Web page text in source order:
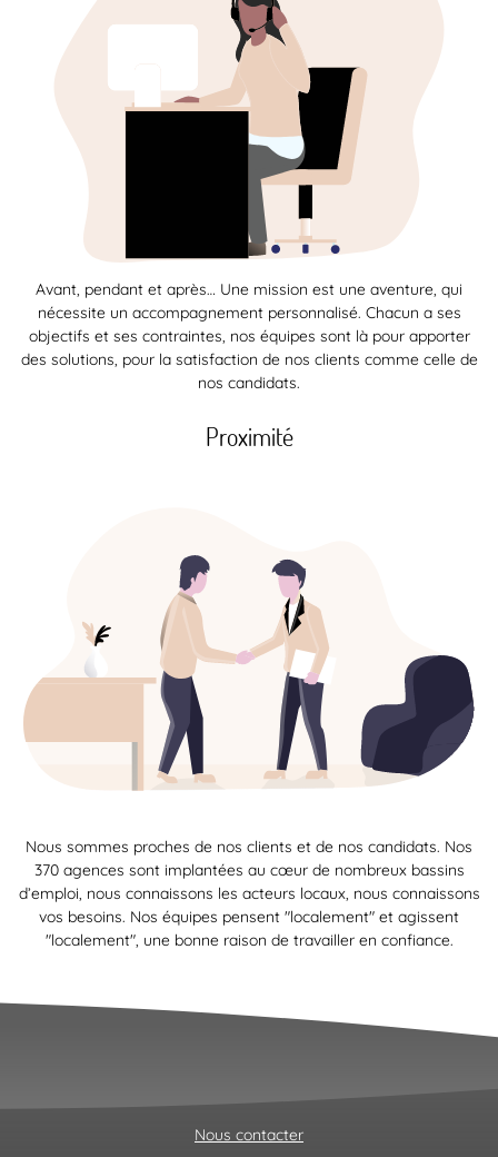
Avant, pendant et après… Une mission est une aventure, qui
nécessite un accompagnement personnalisé. Chacun a ses
objectifs et ses contraintes, nos équipes sont là pour apporter
des solutions, pour la satisfaction de nos clients comme celle de
nos candidats.
Proximité
Nous sommes proches de nos clients et de nos candidats. Nos
370 agences sont implantées au cœur de nombreux bassins
d’emploi, nous connaissons les acteurs locaux, nous connaissons
vos besoins. Nos équipes pensent "localement" et agissent
"localement", une bonne raison de travailler en confiance.
Nous contacter